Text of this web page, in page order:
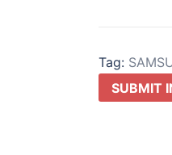
Tag:
SUBMIT